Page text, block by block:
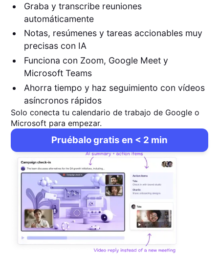
Graba y transcribe reuniones
automáticamente
Notas, resúmenes y tareas accionables muy
precisas con IA
Funciona con Zoom, Google Meet y
Microsoft Teams
Ahorra tiempo y haz seguimiento con vídeos
asíncronos rápidos
Solo conecta tu calendario de trabajo de Google o
Microsoft para empezar.
Pruébalo gratis en < 2 min